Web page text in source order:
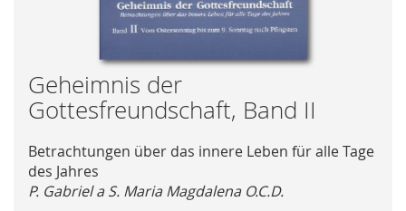
Skip
to
the
of
the
images
Geheimnis der
Gottesfreundschaft, Band II
Betrachtungen über das innere Leben für alle Tage
des Jahres
P. Gabriel a S. Maria Magdalena O.C.D.